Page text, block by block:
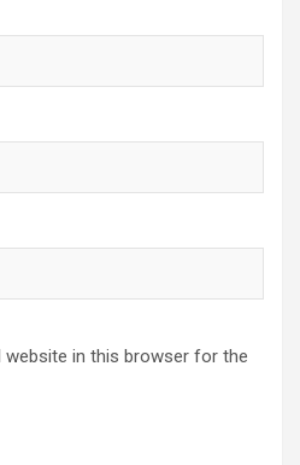
website in this browser for the